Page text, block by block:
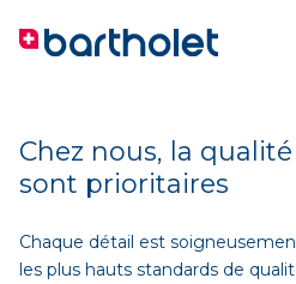
Chez nous, la
sont prioritaires
Chaque détail est
les plus hauts standards de